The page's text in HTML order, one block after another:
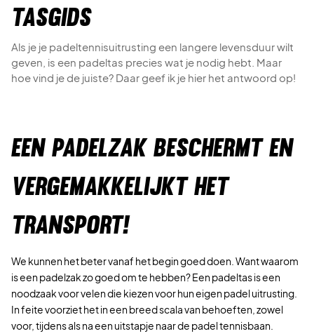
Tasgids
Als je je padeltennisuitrusting een langere levensduur wilt
geven, is een padeltas precies wat je nodig hebt. Maar
hoe vind je de juiste? Daar geef ik je hier het antwoord op!
EEN PADELZAK BESCHERMT EN
VERGEMAKKELIJKT HET
TRANSPORT!
We kunnen het beter vanaf het begin goed doen. Want waarom
is een padelzak zo goed om te hebben? Een padeltas is een
noodzaak voor velen die kiezen voor hun eigen padel uitrusting.
In feite voorziet het in een breed scala van behoeften, zowel
voor, tijdens als na een uitstapje naar de padel tennisbaan.